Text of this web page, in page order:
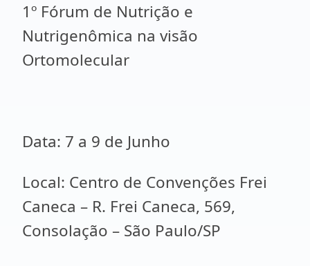
1º Fórum de Nutrição e
Nutrigenômica na visão
Ortomolecular
Data: 7 a 9 de Junho
Local: Centro de Convenções Frei
Caneca – R. Frei Caneca, 569,
Consolação – São Paulo/SP